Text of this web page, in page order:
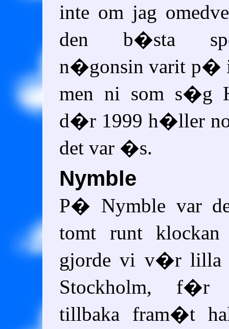
inte om jag
den b�sta
n�gonsin varit
men ni som s�g
d�r 1999 h�ller
det var �s.
Nymble
P� Nymble var
tomt runt
gjorde vi v�r lilla
Stockholm, f�r
tillbaka fram�t